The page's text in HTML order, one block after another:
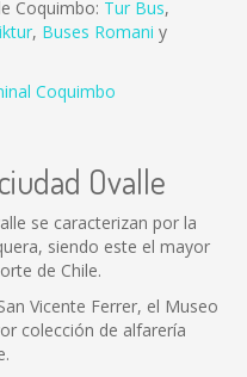
Coquimbo: Tur Bus,
, Buses Romani y
Coquimbo
Ovalle
se caracterizan por la
siendo este el mayor
de Chile.
Vicente Ferrer, el Museo
colección de alfarería